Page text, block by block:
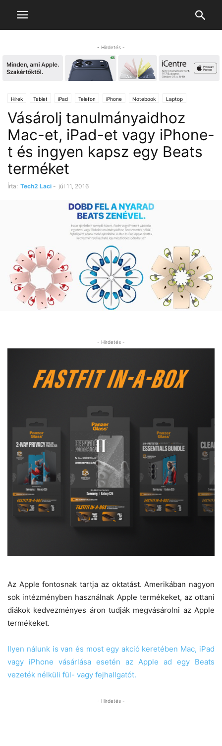
- Hirdetés -
Hírek Tablet iPad Telefon iPhone Notebook Laptop
Vásárolj tanulmányaidhoz
Mac-et, iPad-et vagy iPhone-
t és ingyen kapsz egy Beats
terméket
Írta: Tech2 Laci - júl 11, 2016
- Hirdetés -
Az Apple fontosnak tartja az oktatást. Amerikában nagyon
sok intézményben használnak Apple termékeket, az ottani
diákok kedvezményes áron tudják megvásárolni az Apple
termékeket.
Ilyen nálunk is van és most egy akció keretében Mac, iPad
vagy iPhone vásárlása esetén az Apple ad egy Beats
vezeték nélküli fül- vagy fejhallgatót.
- Hirdetés -